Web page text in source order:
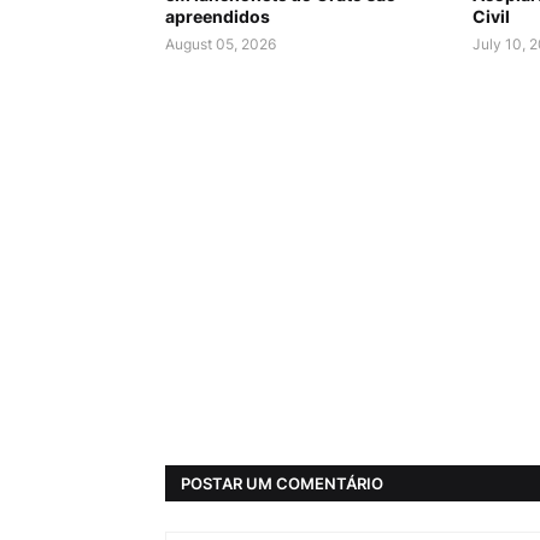
apreendidos
August 05, 2026
Civil
July 10,
POSTAR UM COMENTÁRIO